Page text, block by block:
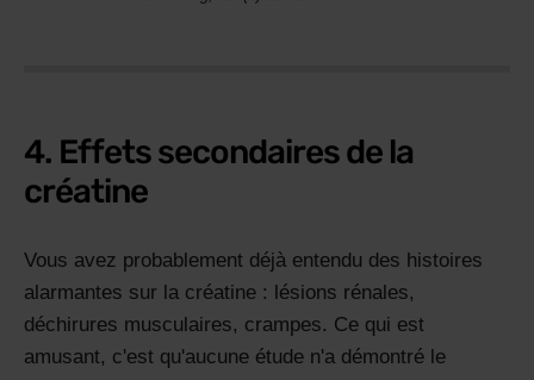
4. Effets secondaires de la
créatine
Vous avez probablement déjà entendu des histoires
alarmantes sur la créatine : lésions rénales,
déchirures musculaires, crampes. Ce qui est
amusant, c'est qu'aucune étude n'a démontré le